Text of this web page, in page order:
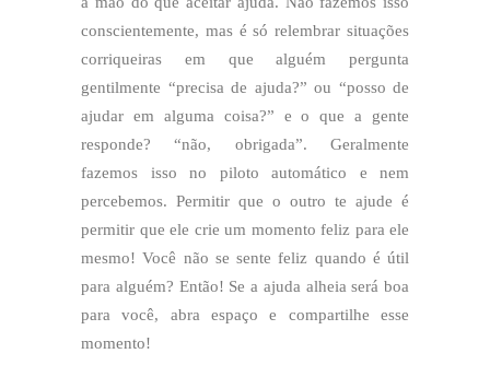
conscientemente, mas é só relembrar situações
corriqueiras em que alguém pergunta
gentilmente “precisa de ajuda?” ou “posso de
ajudar em alguma coisa?” e o que a gente
responde? “não, obrigada”. Geralmente
fazemos isso no piloto automático e nem
percebemos. Permitir que o outro te ajude é
permitir que ele crie um momento feliz para ele
mesmo! Você não se sente feliz quando é útil
para alguém? Então! Se a ajuda alheia será boa
para você, abra espaço e compartilhe esse
momento!